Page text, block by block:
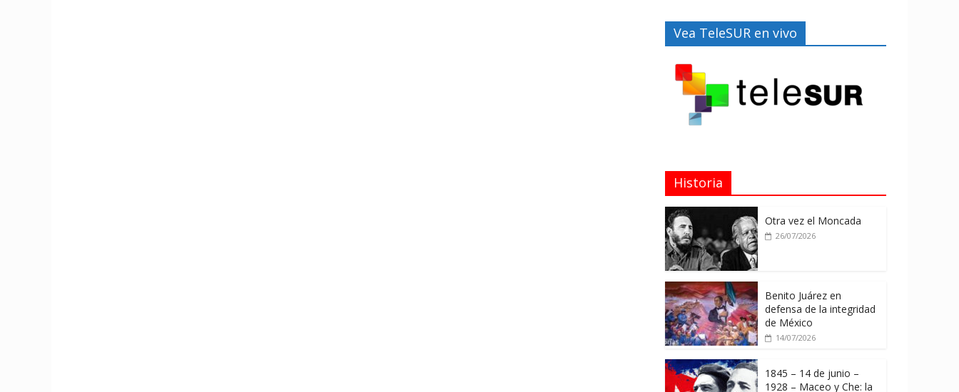
Vea TeleSUR en vivo
Historia
Otra vez el Moncada
26/07/2026
Benito Juárez en
defensa de la integridad
de México
14/07/2026
1845 – 14 de junio –
1928 – Maceo y Che: la